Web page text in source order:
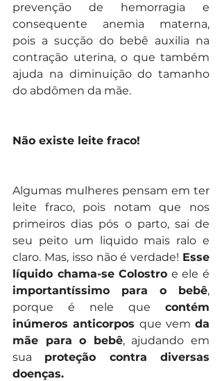
prevenção de hemorragia e
consequente anemia materna,
pois a sucção do bebê auxilia na
contração uterina, o que também
ajuda na diminuição do tamanho
do abdômen da mãe.
Não existe leite fraco!
Algumas mulheres pensam em ter
leite fraco, pois notam que nos
primeiros dias pós o parto, sai de
seu peito um liquido mais ralo e
claro. Mas, isso não é verdade! Esse
líquido chama-se Colostro
importantíssimo para o bebê,
porque é nele que contém
inúmeros anticorpos que vem da
mãe para o bebê, ajudando em
sua proteção contra diversas
doenças.